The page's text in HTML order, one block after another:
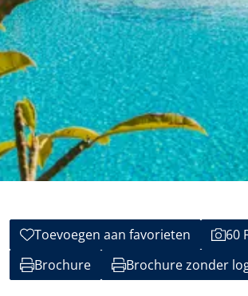
Toevoegen aan favorieten
60
Brochure
Brochure zonder